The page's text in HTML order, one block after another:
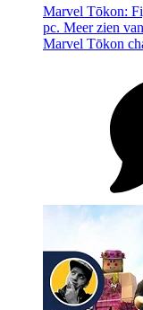
Marvel Tōkon:
pc. Meer zien
Marvel Tōkon